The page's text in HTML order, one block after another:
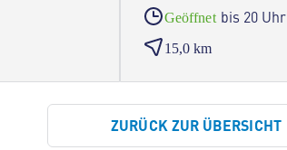
Geöffnet bis 20 Uhr
15,0 km
ZURÜCK ZUR ÜBERSICHT